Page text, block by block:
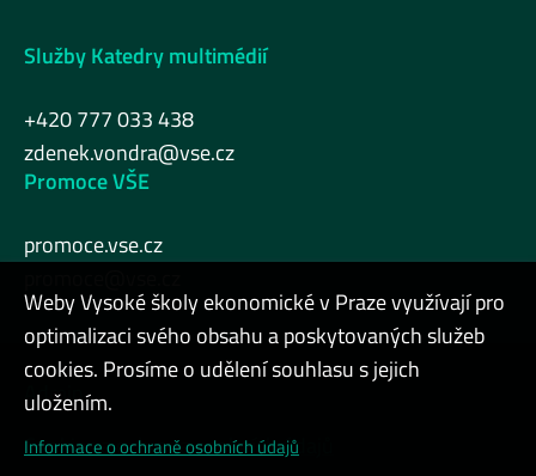
Služby Katedry multimédií
+420 777 033 438
zdenek.vondra@vse.cz
Promoce VŠE
promoce.vse.cz
Admin
Cookies a ochrana osobních údajů
Weby Vysoké školy ekonomické v Praze využívají pro
optimalizaci svého obsahu a poskytovaných služeb
cookies. Prosíme o udělení souhlasu s jejich
uložením.
Informace o ochraně osobních údajů